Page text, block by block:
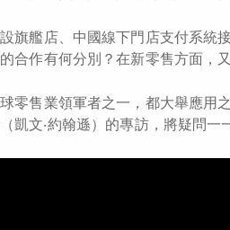
旗艦店、中國線下門店支付系統
合作有何分別？在新零售方面，
零售業領軍者之一，都大舉應用
文‧約翰遜）的專訪，將疑問一